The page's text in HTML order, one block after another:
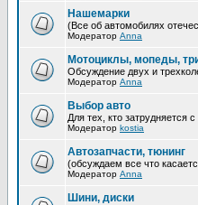
Нашемарки
(Все об автомобилях
Модератор Anna
Мотоциклы, мопеды,
Обсуждение двух и
Модератор Anna
Выбор авто
Для тех, кто затрудняется
Модератор kostia
Автозапчасти, тюнинг
(обсуждаем все что
Модератор Anna
Шини, диски